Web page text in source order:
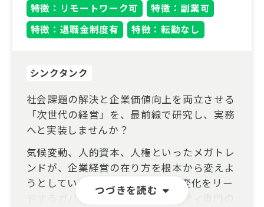
特徴：リモートワーク可
特徴：副業可
特徴：退職金制度有
特徴：転勤なし
つづきを読む
シンクタンク
社会課題の解決と企業価値向上を両立させる
「次世代の経営」を、最前線で研究し、実務
へと実装しませんか？
気候変動、人的資本、人権といったメガトレ
ンドが、企業経営の在り方を根本から変えよ
うとしています。私たちは、この変化をリー
ドするガバナンス・サステナビリティ専門の